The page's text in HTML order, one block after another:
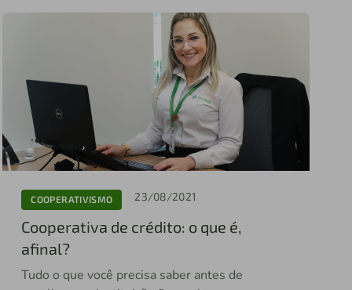
COOPERATIVISMO 23/08/2021
Cooperativa de crédito: o que é,
afinal?
Tudo o que você precisa saber antes de